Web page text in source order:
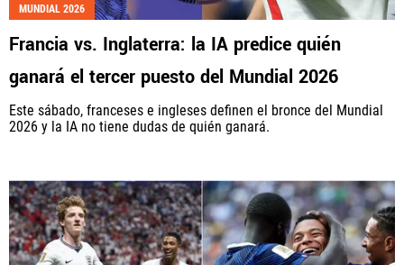
MUNDIAL 2026
Francia vs. Inglaterra: la IA predice quién
ganará el tercer puesto del Mundial 2026
Este sábado, franceses e ingleses definen el bronce del Mundial
2026 y la IA no tiene dudas de quién ganará.